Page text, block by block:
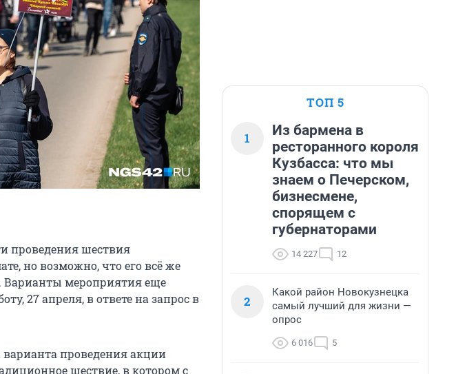
проведения шествия
но возможно, что его всё же
Варианты мероприятия еще
27 апреля, в ответе на запрос в
проведения акции
шествие, в котором с
ТОП 5
1
Из бармена в
ресторанного короля
Кузбасса: что мы
знаем о Печерском,
бизнесмене,
спорящем с
губернаторами
14 227 12
2
Какой район Новокузнецка
самый лучший для жизни —
опрос
6 016 5